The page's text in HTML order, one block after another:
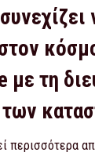
με τη
περισσότερα